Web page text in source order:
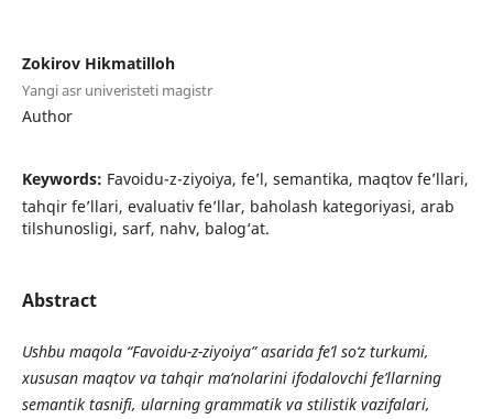
Zokirov Hikmatilloh
Yangi asr univeristeti magistr
Author
Keywords: Favoidu-z-ziyoiya, fe’l, semantika, maqtov fe’llari,
tahqir fe’llari, evaluativ fe’llar, baholash kategoriyasi, arab
tilshunosligi, sarf, nahv, balog‘at.
Abstract
Ushbu maqola “Favoidu-z-ziyoiya” asarida fe’l so‘z turkumi,
xususan maqtov va tahqir ma’nolarini ifodalovchi fe’llarning
semantik tasnifi, ularning grammatik va stilistik vazifalari,